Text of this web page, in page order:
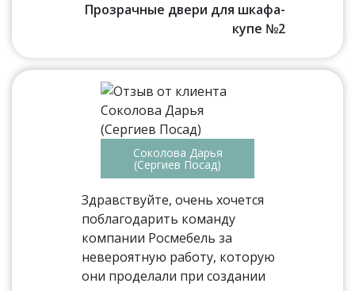
Прозрачные двери для шкафа-
купе №2
Соколова Дарья
(Сергиев Посад)
Здравствуйте, очень хочется
поблагодарить команду
компании Росмебель за
невероятную работу, которую
они проделали при создании